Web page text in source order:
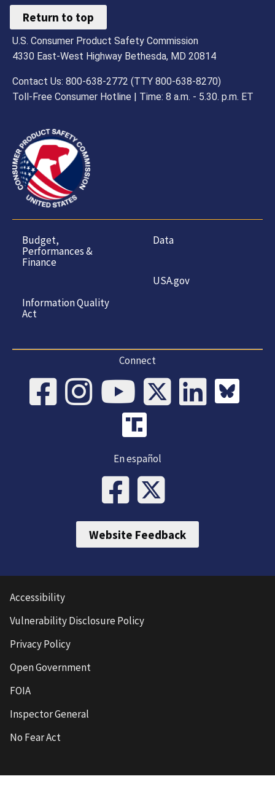
Return to top
U.S. Consumer Product Safety Commission
4330 East-West Highway Bethesda, MD 20814
Contact Us: 800-638-2772 (TTY 800-638-8270)
Toll-Free Consumer Hotline | Time: 8 a.m. - 5.30. p.m. ET
Budget,
Performances &
Finance
Information Quality
Act
Data
USA.gov
Connect
En español
Website Feedback
Accessibility
Vulnerability Disclosure Policy
Privacy Policy
Open Government
FOIA
Inspector General
No Fear Act